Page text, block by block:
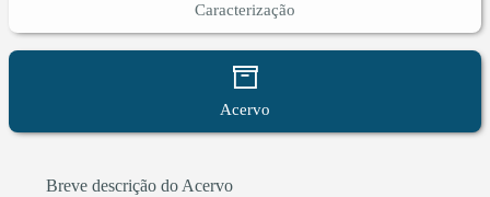
Caracterização
Acervo
Breve descrição do Acervo